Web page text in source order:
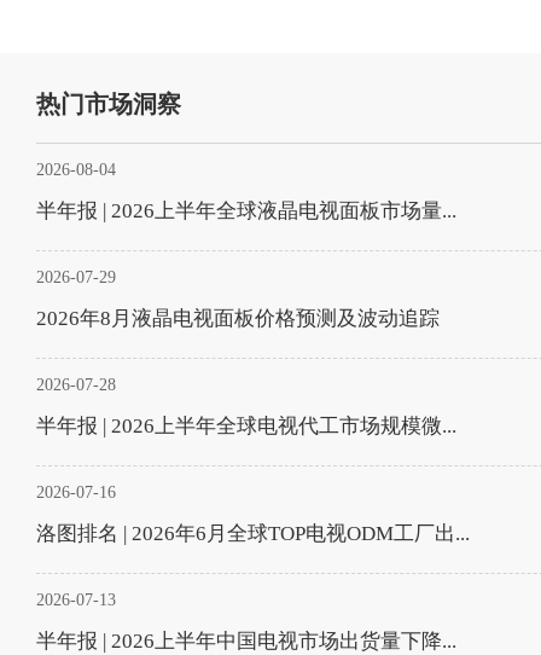
热门市场洞察
2026-08-04
半年报 | 2026上半年全球液晶电视面板市场量...
2026-07-29
2026年8月液晶电视面板价格预测及波动追踪
2026-07-28
半年报 | 2026上半年全球电视代工市场规模微...
2026-07-16
洛图排名 | 2026年6月全球TOP电视ODM工厂出...
2026-07-13
半年报 | 2026上半年中国电视市场出货量下降...